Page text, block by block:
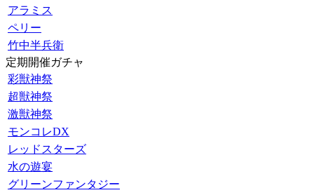
アラミス
ペリー
竹中半兵衛
定期開催ガチャ
彩獣神祭
超獣神祭
激獣神祭
モンコレDX
レッドスターズ
水の遊宴
グリーンファンタジー